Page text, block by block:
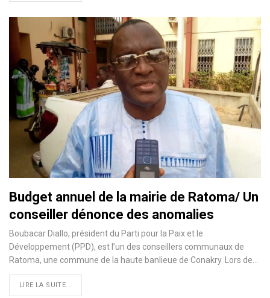
Budget annuel de la mairie de Ratoma/ Un
conseiller dénonce des anomalies
Boubacar Diallo, président du Parti pour la Paix et le
Développement (PPD), est l’un des conseillers communaux de
Ratoma, une commune de la haute banlieue de Conakry. Lors de…
LIRE LA SUITE...